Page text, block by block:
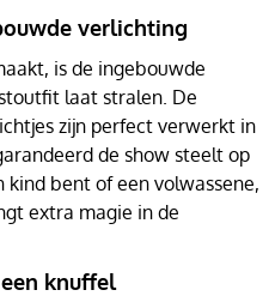
verlichting
is de ingebouwde
laat stralen. De
zijn perfect verwerkt in
de show steelt op
bent of een volwassene,
extra magie in de
knuffel